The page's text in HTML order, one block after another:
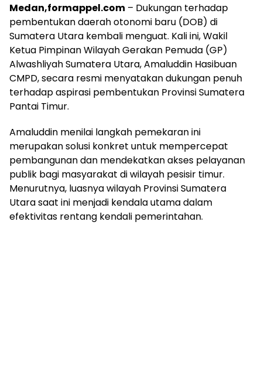
Medan,formappel.com – Dukungan terhadap
pembentukan daerah otonomi baru (DOB) di
Sumatera Utara kembali menguat. Kali ini, Wakil
Ketua Pimpinan Wilayah Gerakan Pemuda (GP)
Alwashliyah Sumatera Utara, Amaluddin Hasibuan
CMPD, secara resmi menyatakan dukungan penuh
terhadap aspirasi pembentukan Provinsi Sumatera
Pantai Timur.
Amaluddin menilai langkah pemekaran ini
merupakan solusi konkret untuk mempercepat
pembangunan dan mendekatkan akses pelayanan
publik bagi masyarakat di wilayah pesisir timur.
Menurutnya, luasnya wilayah Provinsi Sumatera
Utara saat ini menjadi kendala utama dalam
efektivitas rentang kendali pemerintahan.